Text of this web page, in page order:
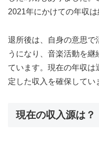
2021年にかけての年収
退所後は、自身の意思で
うになり、音楽活動を
ています。現在の年収
定した収入を確保してい
現在の収入源は？